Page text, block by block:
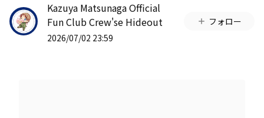
Kazuya Matsunaga Official
Fun Club Crew'se Hideout
2026/07/02 23:59
フォロー